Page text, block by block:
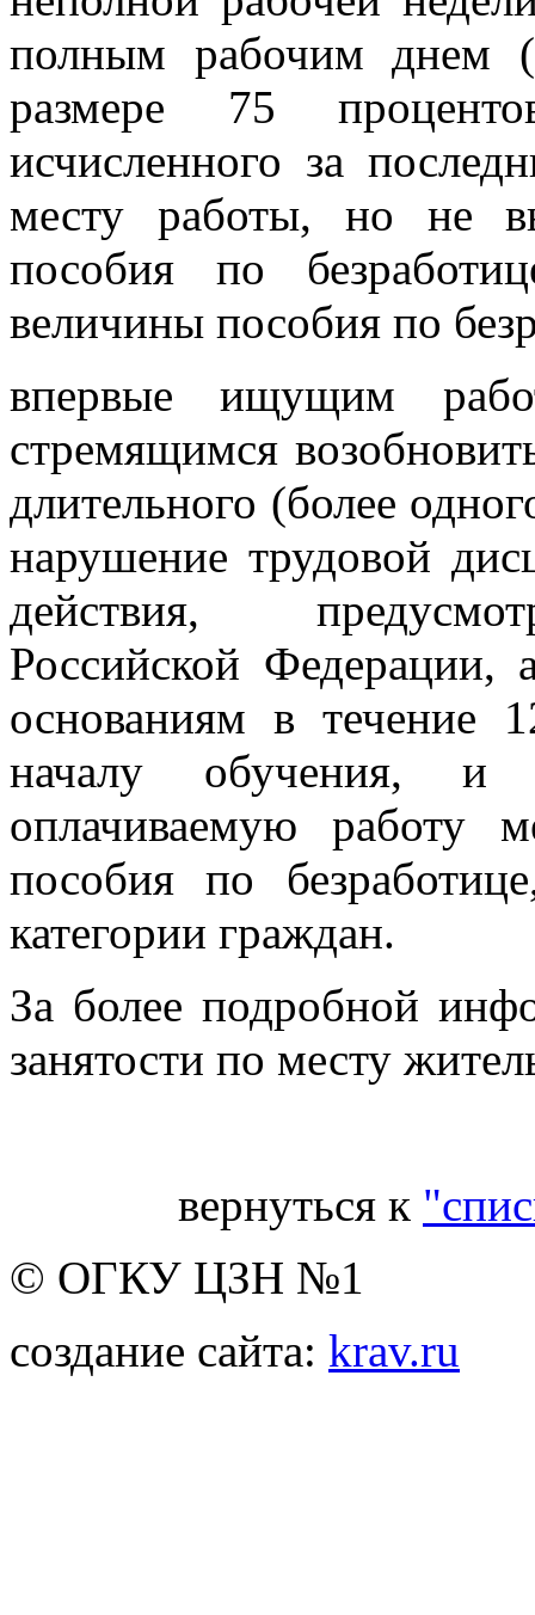
полным рабочим днем
размере 75
исчисленного за
месту работы, но не
пособия по
величины пособия по
впервые ищущим
стремящимся
длительного (более
нарушение трудовой
действия,
Российской
основаниям в течение
началу обучения,
оплачиваемую работу
пособия по
категории граждан.
За более подробной
занятости по месту
вернуться к
© ОГКУ ЦЗН №1
создание сайта: krav.ru